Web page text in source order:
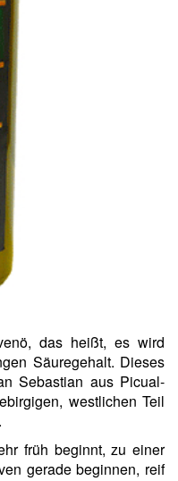
das heißt, es wird
Säuregehalt. Dieses
Sebastian aus Picual-
westlichen Teil
früh beginnt, zu einer
gerade beginnen, reif